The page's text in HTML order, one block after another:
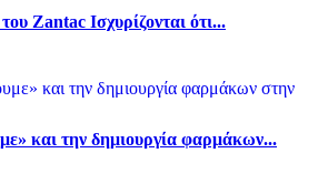
Zantac Ισχυρίζονται ότι...
και την δημιουργία φαρμάκων...